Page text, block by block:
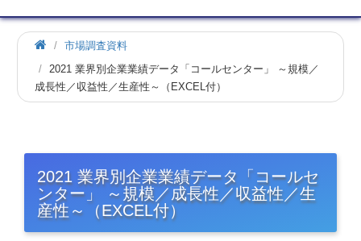
市場調査資料
2021 業界別企業業績データ「コールセンター」 ～規模／
成長性／収益性／生産性～（EXCEL付）
2021 業界別企業業績データ「コールセ
ンター」 ～規模／成長性／収益性／生
産性～（EXCEL付）